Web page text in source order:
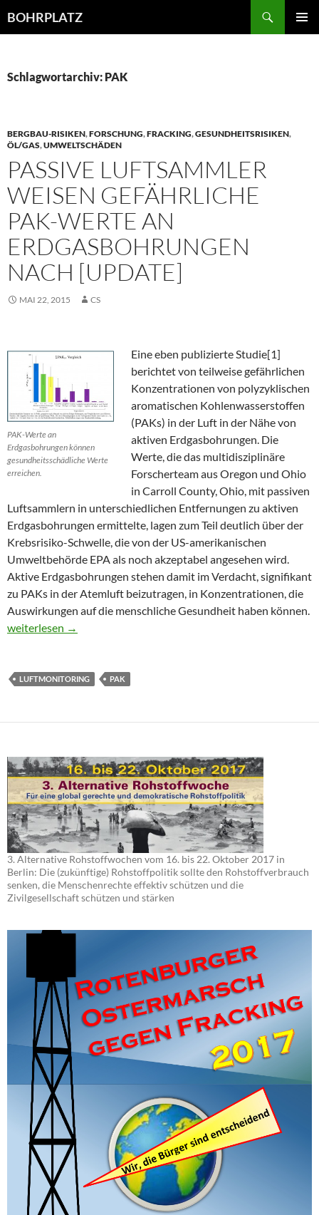
Inhalt
BOHRPLATZ
Schlagwortarchiv: PAK
BERGBAU-RISIKEN,FORSCHUNG,FRACKING,GESUNDHEITSRISIKEN,
ÖL/GAS,UMWELTSCHÄDEN
PASSIVE LUFTSAMMLER
WEISEN GEFÄHRLICHE
PAK-WERTE AN
ERDGASBOHRUNGEN
NACH [UPDATE]
MAI 22, 2015 CS
PAK-Werte an
Erdgasbohrungen können
gesundheitsschädliche Werte
erreichen.
Eine eben publizierte Studie[1]
berichtet von teilweise gefährlichen
Konzentrationen von polyzyklischen
aromatischen Kohlenwasserstoffen
(PAKs) in der Luft in der Nähe von
aktiven Erdgasbohrungen. Die
Werte, die das multidisziplinäre
Forscherteam aus Oregon und Ohio
in Carroll County, Ohio, mit passiven
Luftsammlern in unterschiedlichen Entfernungen zu aktiven
Erdgasbohrungen ermittelte, lagen zum Teil deutlich über der
Krebsrisiko-Schwelle, die von der US-amerikanischen
Umweltbehörde EPA als noch akzeptabel angesehen wird.
Aktive Erdgasbohrungen stehen damit im Verdacht, signifikant
zu PAKs in der Atemluft beizutragen, in Konzentrationen, die
Auswirkungen auf die menschliche Gesundheit haben können.
Passive Luftsammler weisen gefährliche PAK-Werte an
weiterlesen →
LUFTMONITORING PAK
3. Alternative Rohstoffwochen vom 16. bis 22. Oktober 2017 in
Berlin: Die (zukünftige) Rohstoffpolitik sollte den Rohstoffverbrauch
senken, die Menschenrechte effektiv schützen und die
Zivilgesellschaft schützen und stärken